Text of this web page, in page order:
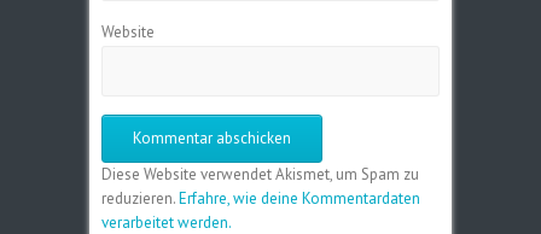
Website
Diese Website verwendet Akismet, um Spam zu
reduzieren.Erfahre, wie deine Kommentardaten
verarbeitet werden.